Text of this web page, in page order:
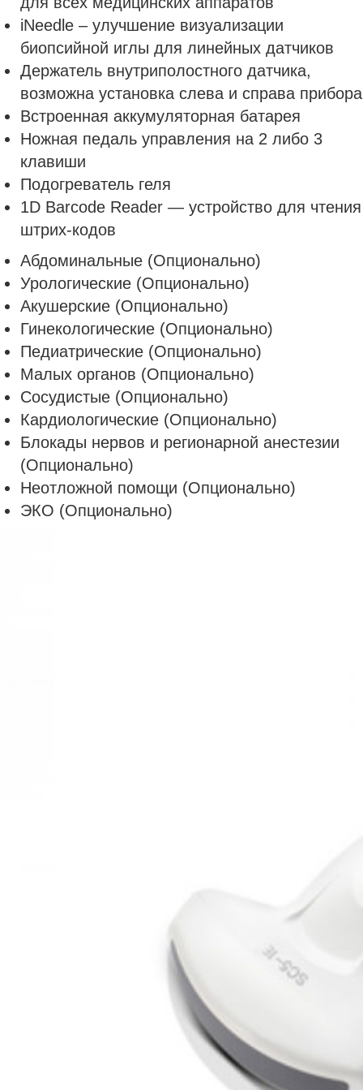
iNeedle – улучшение визуализации
биопсийной иглы для линейных датчиков
Держатель внутриполостного датчика,
возможна установка слева и справа прибора
Встроенная аккумуляторная батарея
Ножная педаль управления на 2 либо 3
клавиши
Подогреватель геля
1D Barcode Reader — устройство для чтения
штрих-кодов
Абдоминальные (Опционально)
Урологические (Опционально)
Акушерские (Опционально)
Гинекологические (Опционально)
Педиатрические (Опционально)
Малых органов (Опционально)
Сосудистые (Опционально)
Кардиологические (Опционально)
Блокады нервов и регионарной анестезии
(Опционально)
Неотложной помощи (Опционально)
ЭКО (Опционально)